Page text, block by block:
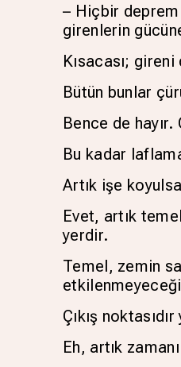
– Hiçbir
girenlerin
Kısacası;
Bütün bunlar
Bence de
Bu kadar
Artık işe
Evet, artık
yerdir.
Temel, zemin
Çıkış
Eh, artık